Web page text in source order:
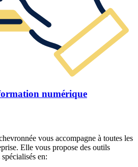
numérique
vous accompagne à toutes les
Elle vous propose des outils
en: